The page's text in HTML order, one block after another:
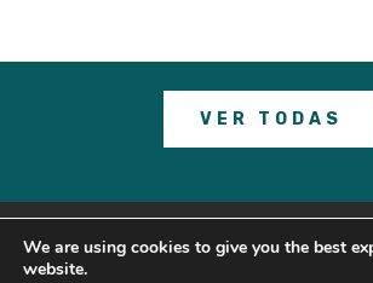
VER TODAS
© 2023 GRUPO LDG |Legal Note
We are using cookies to give you the best
website.